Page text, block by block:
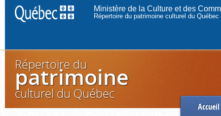
Ministère de la Culture et des
Répertoire du patrimoine culturel du Québec
Répertoire du
patrimoine
culturel du Québec
Accueil